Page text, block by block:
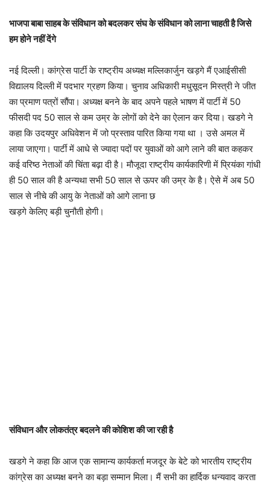
भाजपा बाबा साहब के संविधान को बदलकर संघ के संविधान को लाना चाहती है जिसे
हम होने नहीं देंगे
नई दिल्ली। कांग्रेस पार्टी के राष्ट्रीय अध्यक्ष मल्लिकार्जुन खड़गे मैं एआईसीसी
विद्यालय दिल्ली में पदभार ग्रहण किया। चुनाव अधिकारी मधुसूदन मिस्त्री ने जीत
का प्रमाण पत्रों सौंपा। अध्यक्ष बनने के बाद अपने पहले भाषण में पार्टी में 50
फीसदी पद 50 साल से कम उम्र के लोगों को देने का ऐलान कर दिया। खडगे ने
कहा कि उदयपुर अधिवेशन में जो प्रस्ताव पारित किया गया था । उसे अमल में
लाया जाएगा। पार्टी में आधे से ज्यादा पदों पर युवाओं को आगे लाने की बात कहकर
कई वरिष्ठ नेताओं की चिंता बढ़ा दी है। मौजूदा राष्ट्रीय कार्यकारिणी में प्रियंका गांधी
ही 50 साल की है अन्यथा सभी 50 साल से ऊपर की उम्र के है। ऐसे में अब 50
साल से नीचे की आयु के नेताओं को आगे लाना छ
खड़गे केलिए बड़ी चुनौती होगी।
संविधान और लोकतंत्र बदलने की कोशिश की जा रही है
खडगे ने कहा कि आज एक सामान्य कार्यकर्ता मजदूर के बेटे को भारतीय राष्ट्रीय
कांग्रेस का अध्यक्ष बनने का बड़ा सम्मान मिला। मैं सभी का हार्दिक धन्यवाद करता